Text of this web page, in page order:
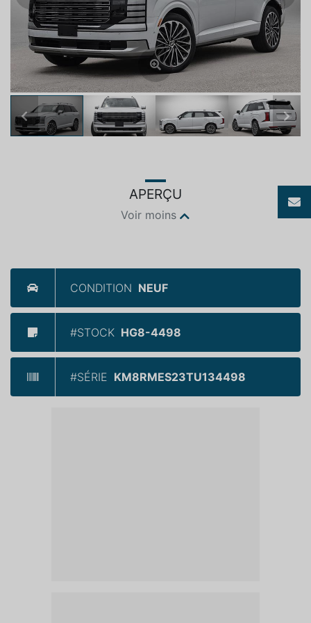
Previous Next
APERÇU
Voir moins
CONDITION NEUF
#STOCK HG8-4498
#SÉRIE KM8RMES23TU134498